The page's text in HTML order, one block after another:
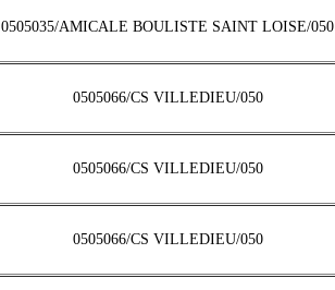
0505035/AMICALE BOULISTE SAINT LOISE/050
0505066/CS VILLEDIEU/050
0505066/CS VILLEDIEU/050
0505066/CS VILLEDIEU/050